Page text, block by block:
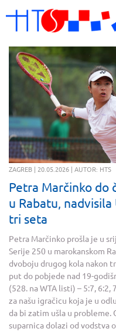
ZAGREB | 20.05.2026 | AUTOR: HTS
Petra Marčinko
u Rabatu,
tri seta
Petra Marčinko prošla je u
Serije 250 u marokanskom
dvoboju drugog kola nakon
put do pobjede nad 19-
(528. na WTA listi) – 5:7,
za našu igračicu koja je u
da bi zatim ušla u probleme.
suparnica dolazi od vodstva